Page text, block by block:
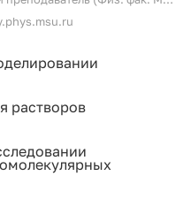
растворов